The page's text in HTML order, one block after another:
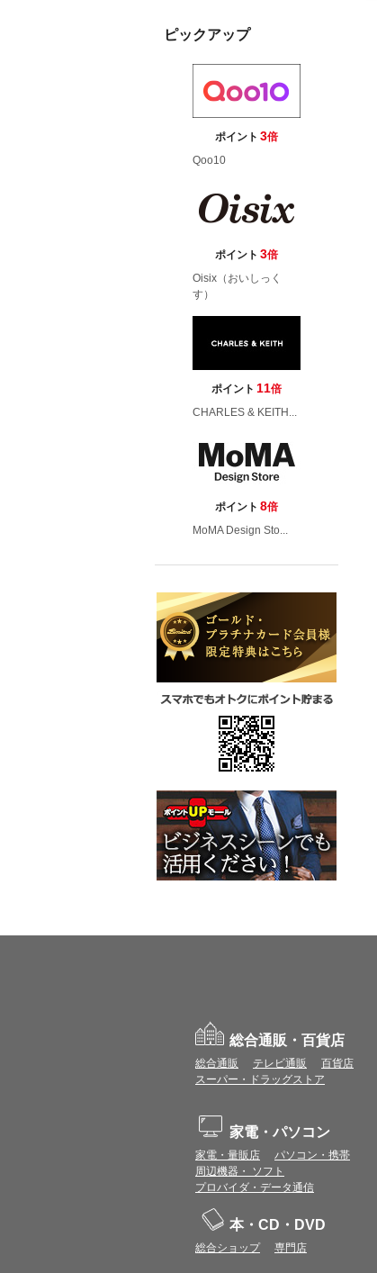
ピックアップ
ポイント 3倍
Qoo10
ポイント 3倍
Oisix（おいしっく
す）
ポイント 11倍
CHARLES & KEITH...
ポイント 8倍
MoMA Design Sto...
総合通販・百貨店
総合通販 テレビ通販
百貨店
スーパー・ドラッグストア
家電・パソコン
家電・量販店
パソコン・携帯
周辺機器・ ソフト
プロバイダ・データ通信
本・CD・DVD
総合ショップ 専門店